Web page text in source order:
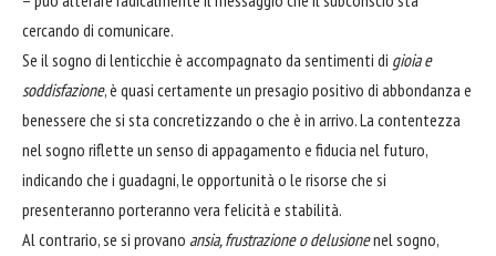
cercando di comunicare.
Se il sogno di lenticchie è accompagnato da sentimenti di gioia e
soddisfazione, è quasi certamente un presagio positivo di abbondanza e
benessere che si sta concretizzando o che è in arrivo. La contentezza
nel sogno riflette un senso di appagamento e fiducia nel futuro,
indicando che i guadagni, le opportunità o le risorse che si
presenteranno porteranno vera felicità e stabilità.
Al contrario, se si provano ansia, frustrazione o delusionenel sogno,